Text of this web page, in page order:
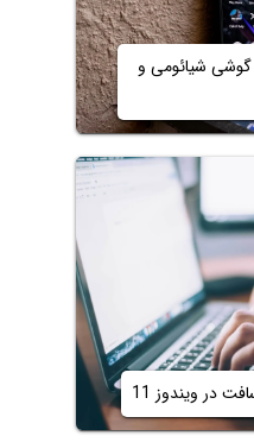
شیائومی و
در ویندوز 11